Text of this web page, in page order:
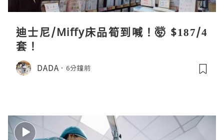
迪士尼/Miffy床品筍到喊！🤯 $187/4
套！
DADA 6分鐘前